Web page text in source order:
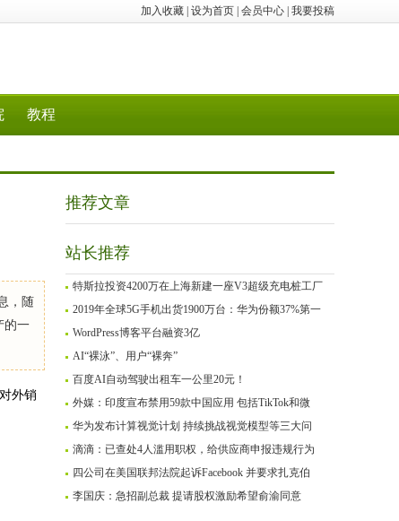
加入收藏 设为首页 会员中心 我要投稿
教程
，随
的一
外销
推荐文章
站长推荐
特斯拉投资4200万在上海新建一座V3超级充电桩工厂
2019年全球5G手机出货1900万台：华为份额37%第一
WordPress博客平台融资3亿
AI“裸泳”、用户“裸奔”
百度AI自动驾驶出租车一公里20元！
外媒：印度宣布禁用59款中国应用 包括TikTok和微
华为发布计算视觉计划 持续挑战视觉模型等三大问
滴滴：已查处4人滥用职权，给供应商申报违规行为
四公司在美国联邦法院起诉Facebook 并要求扎克伯
李国庆：急招副总裁 提请股权激励希望俞渝同意